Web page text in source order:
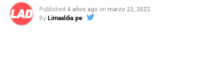
Published 4 años ago on marzo 23, 2022
By Limaaldia.pe